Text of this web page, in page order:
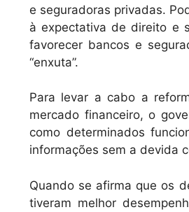
e seguradoras privadas.
à expectativa de direito e
favorecer bancos e
“enxuta”.
Para levar a cabo a
mercado financeiro, o
como determinados
informações sem a devida
Quando se afirma que os
tiveram melhor